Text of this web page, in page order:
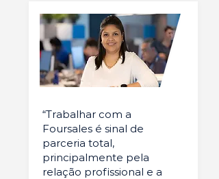
“Trabalhar com a
Foursales é sinal de
parceria total,
principalmente pela
relação profissional e a